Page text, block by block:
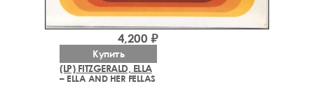
(LP) FITZGERALD, ELLA
– ELLA AND HER FELLAS
4,200 ₽
Купить